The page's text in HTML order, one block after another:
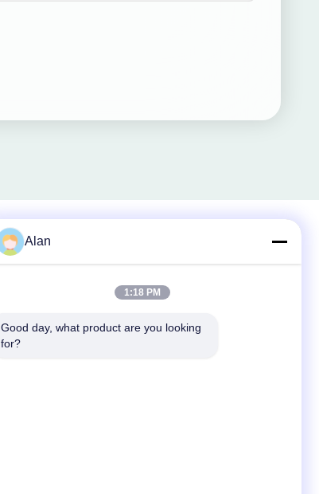
86-18688885859
Alan
1:18 PM
Good day, what product are you looking
for?